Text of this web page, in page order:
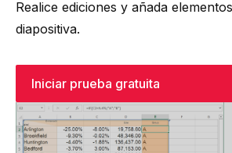
Realice ediciones y añada
diapositiva.
Iniciar prueba gratuita